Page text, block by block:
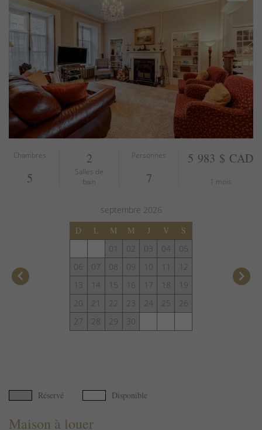
Chambres
5
2
Salles de
bain
Personnes
7
5 983 $ CAD
1 mois
keyboard_arrow_left
septembre 2026
D
L M M J V
S
01
02 03 04
05
06
07 08 09 10 11
12
13
14 15 16 17 18
19
20
21 22 23 24 25
26
27
28 29 30
keyboard_arrow_right
Réservé Disponible
Maison à louer